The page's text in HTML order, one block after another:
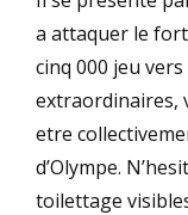
a attaquer le
cinq 000 jeu
extraordinaires,
etre
d’Olympe.
toilettage